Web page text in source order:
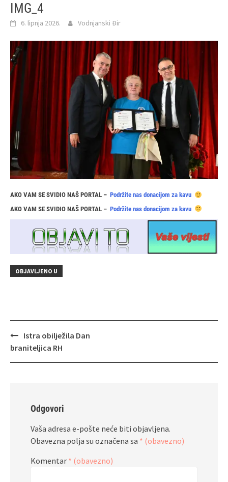
IMG_4
6. lipnja 2026. Vodnjanski Đir
AKO VAM SE SVIDIO NAŠ PORTAL – Podržite nas donacijom za kavu
AKO VAM SE SVIDIO NAŠ PORTAL – Podržite nas donacijom za kavu
OBJAVLJENO U
Navigacija
objava
Istra obilježila Dan
braniteljica RH
Odgovori
Vaša adresa e-pošte neće biti objavljena.
Obavezna polja su označena sa * (obavezno)
Komentar * (obavezno)